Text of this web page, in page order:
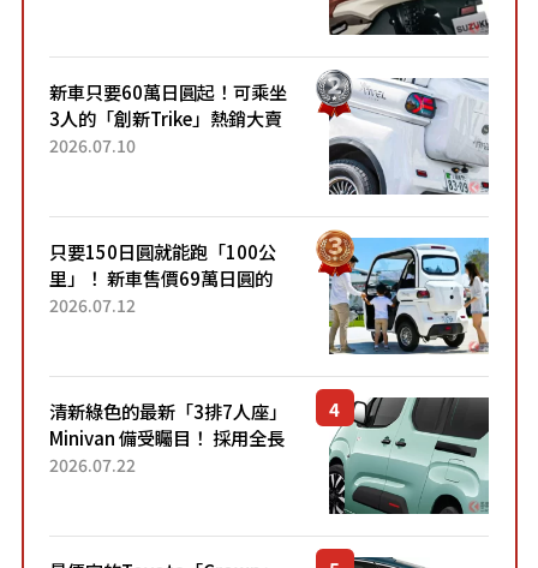
新車只要60萬日圓起！可乘坐
3人的「創新Trike」熱銷大賣
成為人氣車款！「養車成本真
2026.07.10
只要150日圓就能跑「100公
里」！ 新車售價69萬日圓的
「3人座」Trike大受歡迎！ 順
2026.07.12
清新綠色的最新「3排7人座」
Minivan 備受矚目！ 採用全長
4.7公尺剛剛好的車身尺寸與
2026.07.22